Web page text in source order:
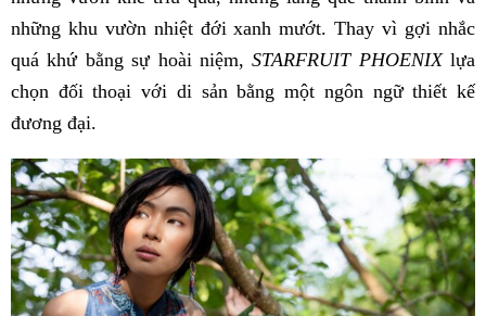
những khu vườn nhiệt đới xanh mướt. Thay vì gợi nhắc
quá khứ bằng sự hoài niệm,STARFRUIT PHOENIXlựa
chọn đối thoại với di sản bằng một ngôn ngữ thiết kế
đương đại.